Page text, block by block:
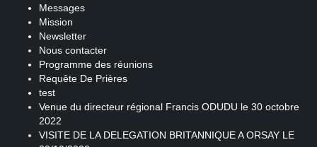
Messages
Mission
Newsletter
Nous contacter
Programme des réunions
Requête De Prières
test
Venue du directeur régional Francis ODUDU le 30 octobre
2022
VISITE DE LA DELEGATION BRITANNIQUE A ORSAY LE